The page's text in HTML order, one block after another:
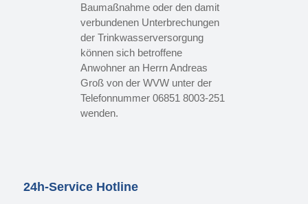
Baumaßnahme oder den damit
verbundenen Unterbrechungen
der Trinkwasserversorgung
können sich betroffene
Anwohner an Herrn Andreas
Groß von der WVW unter der
Telefonnummer 06851 8003-251
wenden.
24h-Service Hotline